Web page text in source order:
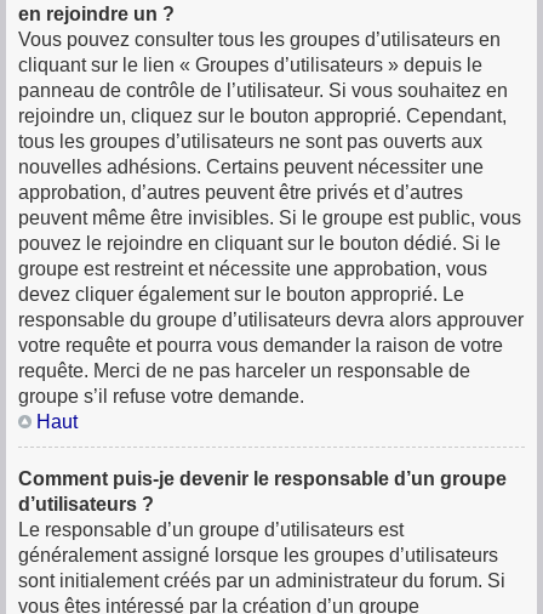
en rejoindre un ?
Vous pouvez consulter tous les groupes d’utilisateurs en
cliquant sur le lien « Groupes d’utilisateurs » depuis le
panneau de contrôle de l’utilisateur. Si vous souhaitez en
rejoindre un, cliquez sur le bouton approprié. Cependant,
tous les groupes d’utilisateurs ne sont pas ouverts aux
nouvelles adhésions. Certains peuvent nécessiter une
approbation, d’autres peuvent être privés et d’autres
peuvent même être invisibles. Si le groupe est public, vous
pouvez le rejoindre en cliquant sur le bouton dédié. Si le
groupe est restreint et nécessite une approbation, vous
devez cliquer également sur le bouton approprié. Le
responsable du groupe d’utilisateurs devra alors approuver
votre requête et pourra vous demander la raison de votre
requête. Merci de ne pas harceler un responsable de
groupe s’il refuse votre demande.
Haut
Comment puis-je devenir le responsable d’un groupe
d’utilisateurs ?
Le responsable d’un groupe d’utilisateurs est
généralement assigné lorsque les groupes d’utilisateurs
sont initialement créés par un administrateur du forum. Si
vous êtes intéressé par la création d’un groupe